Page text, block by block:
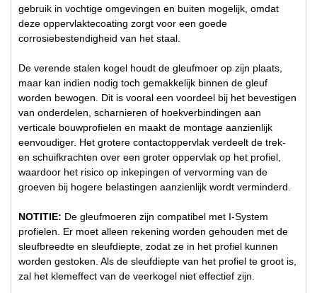
gebruik in vochtige omgevingen en buiten mogelijk, omdat
deze oppervlaktecoating zorgt voor een goede
corrosiebestendigheid van het staal.
De verende stalen kogel houdt de gleufmoer op zijn plaats,
maar kan indien nodig toch gemakkelijk binnen de gleuf
worden bewogen. Dit is vooral een voordeel bij het bevestigen
van onderdelen, scharnieren of hoekverbindingen aan
verticale bouwprofielen en maakt de montage aanzienlijk
eenvoudiger. Het grotere contactoppervlak verdeelt de trek-
en schuifkrachten over een groter oppervlak op het profiel,
waardoor het risico op inkepingen of vervorming van de
groeven bij hogere belastingen aanzienlijk wordt verminderd.
NOTITIE: De gleufmoeren zijn compatibel met I-System
profielen. Er moet alleen rekening worden gehouden met de
sleufbreedte en sleufdiepte, zodat ze in het profiel kunnen
worden gestoken. Als de sleufdiepte van het profiel te groot is,
zal het klemeffect van de veerkogel niet effectief zijn.